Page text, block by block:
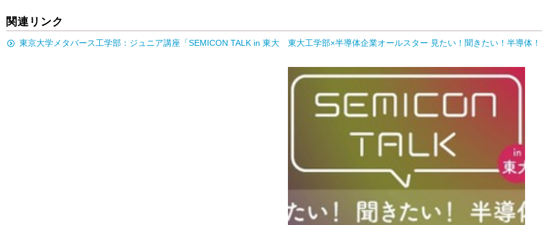
関連リンク
東京大学メタバース工学部：ジュニア講座「SEMICON TALK in 東大 東大工学部×半導体企業オールスター 見たい！聞きたい！半導体